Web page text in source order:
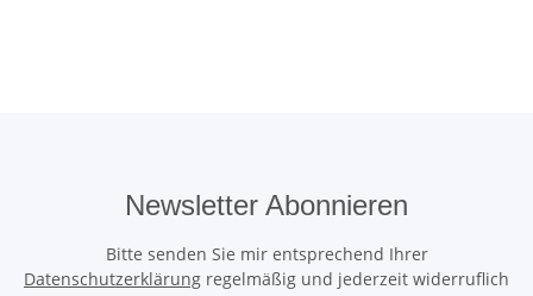
Newsletter Abonnieren
Bitte senden Sie mir entsprechend Ihrer
Datenschutzerklärung regelmäßig und jederzeit widerruflich